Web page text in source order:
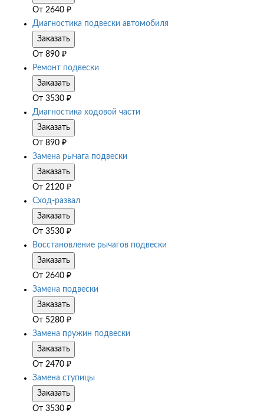
От 2640 ₽
Диагностика подвески автомобиля
Заказать
От 890 ₽
Ремонт подвески
Заказать
От 3530 ₽
Диагностика ходовой части
Заказать
От 890 ₽
Замена рычага подвески
Заказать
От 2120 ₽
Сход-развал
Заказать
От 3530 ₽
Восстановление рычагов подвески
Заказать
От 2640 ₽
Замена подвески
Заказать
От 5280 ₽
Замена пружин подвески
Заказать
От 2470 ₽
Замена ступицы
Заказать
От 3530 ₽